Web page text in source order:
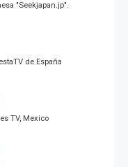
"Seekjapan.jp".
de España
TV, Mexico